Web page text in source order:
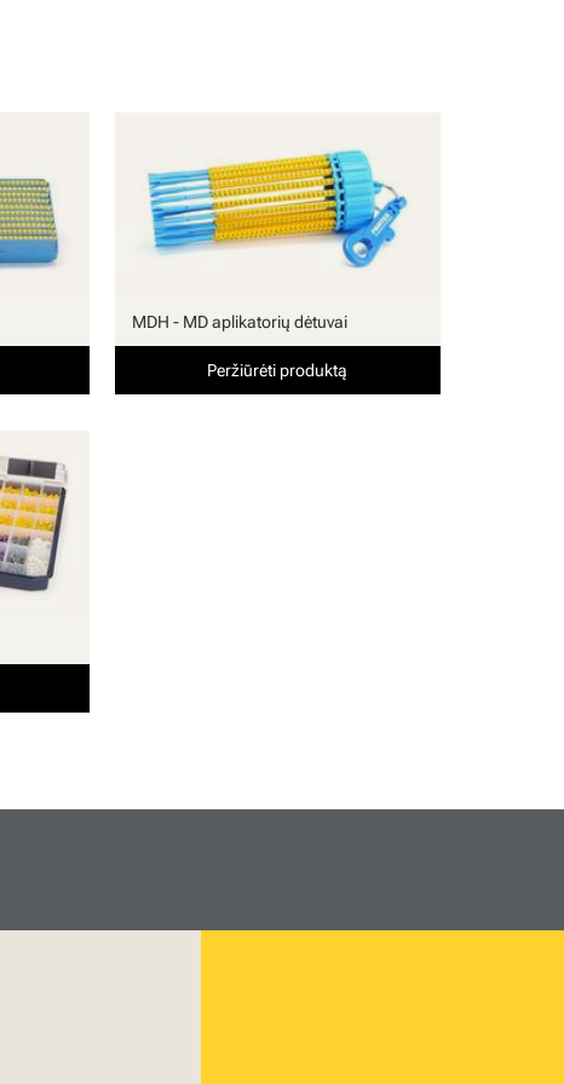
MDH - MD aplikatorių dėtuvai
Peržiūrėti produktą